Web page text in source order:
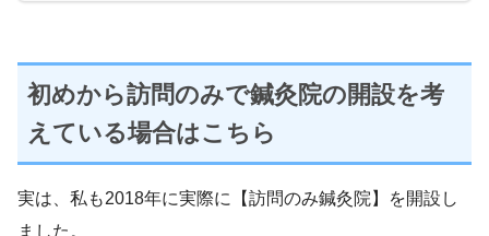
初めから訪問のみで鍼灸院の開設を考
えている場合はこちら
実は、私も2018年に実際に【訪問のみ鍼灸院】を開設し
ました。